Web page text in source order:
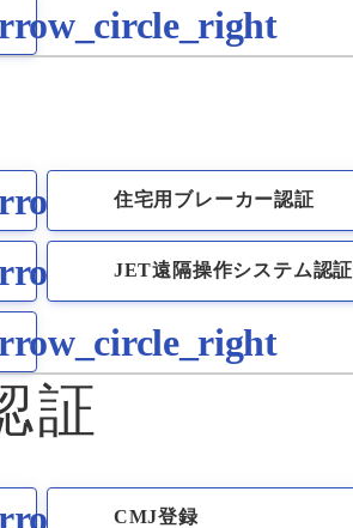
住宅用ブレーカー認証
JET遠隔操作システム認証
証
CMJ登録